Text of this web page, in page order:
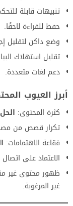
تنبيهات قابلة
حفظ للقراءة لاحقًا.
وضع داكن لتقليل
تقليل استهلاك
دعم لغات متعددة.
أبرز العيوب
كثرة المحتوى:
تكرار قصص من
فقاعة الاهتمامات:
الاعتماد على اتصال
ظهور محتوى غير
غير المرغوبة.